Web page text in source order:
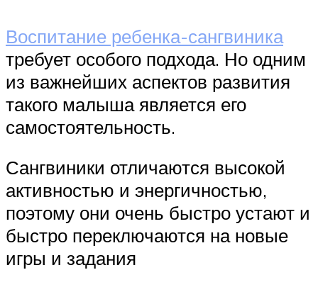
Воспитание ребенка-сангвиника
требует особого подхода. Но одним
из важнейших аспектов развития
такого малыша является его
самостоятельность.
Сангвиники отличаются высокой
активностью и энергичностью,
поэтому они очень быстро устают и
быстро переключаются на новые
игры и задания